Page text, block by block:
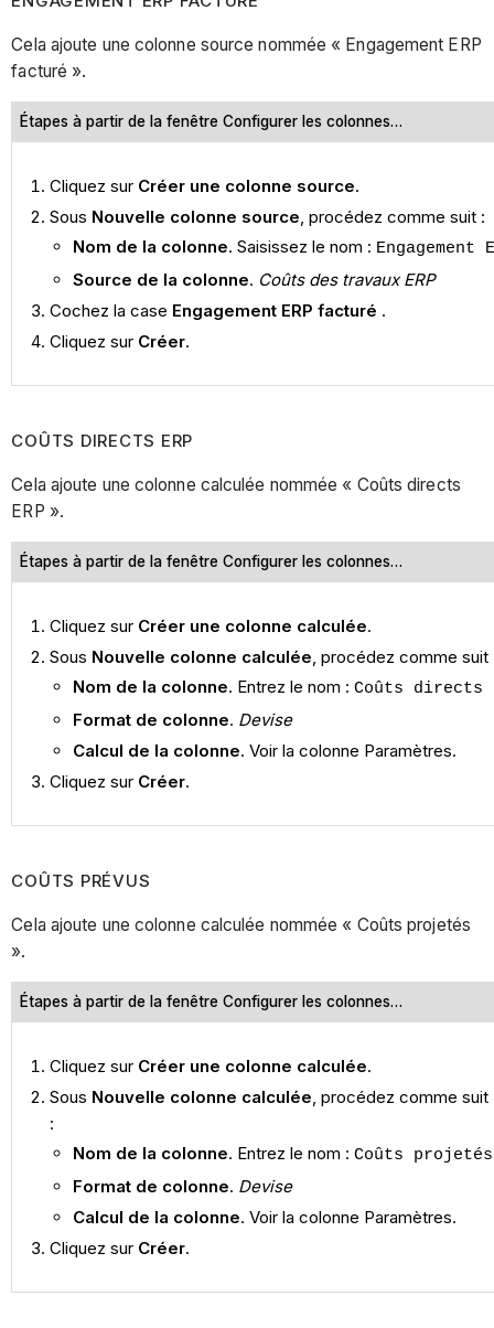
Cela ajoute une colonne source nommée « Engagement ERP
facturé ».
Étapes à partir de la fenêtre Configurer les colonnes…
Cliquez sur Créer une colonne source.
Sous Nouvelle colonne source , procédez comme suit :
Nom de la colonne. Saisissez le nom : Engagement
Source de la colonne. Coûts des travaux ERP
Cochez la case Engagement ERP facturé .
Cliquez sur Créer.
COÛTS DIRECTS ERP
Cela ajoute une colonne calculée nommée « Coûts directs
ERP ».
Étapes à partir de la fenêtre Configurer les colonnes…
Cliquez sur Créer une colonne calculée.
Sous Nouvelle colonne calculée , procédez comme suit
Nom de la colonne. Entrez le nom : Coûts directs
Format de colonne. Devise
Calcul de la colonne. Voir la colonne Paramètres.
Cliquez sur Créer.
COÛTS PRÉVUS
Cela ajoute une colonne calculée nommée « Coûts projetés
».
Étapes à partir de la fenêtre Configurer les colonnes…
Cliquez sur Créer une colonne calculée.
Sous Nouvelle colonne calculée , procédez comme suit
:
Nom de la colonne. Entrez le nom : Coûts projetés
Format de colonne. Devise
Calcul de la colonne. Voir la colonne Paramètres.
Cliquez sur Créer.